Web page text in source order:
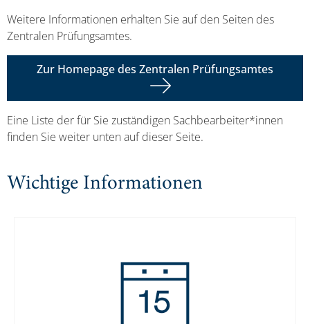
Weitere Informationen erhalten Sie auf den Seiten des
Zentralen Prüfungsamtes.
Zur Homepage des Zentralen Prüfungsamtes
Eine Liste der für Sie zuständigen Sachbearbeiter*innen
finden Sie weiter unten auf dieser Seite.
Wichtige Informationen